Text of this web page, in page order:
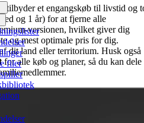
filer
tilbyder et engangskøb til livstid og
og 1 år) for at fjerne alle
versionen, hvilket giver dig
og mest optimale pris for dig.
dit land eller territorium. Husk også
for alle køb og planer, så du kan dele